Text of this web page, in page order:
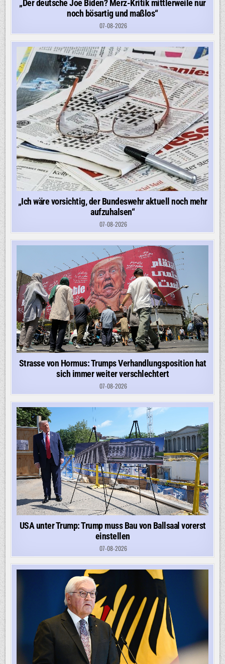
„Der deutsche Joe Biden? Merz-Kritik mittlerweile nur
noch bösartig und maßlos“
07-08-2026
„Ich wäre vorsichtig, der Bundeswehr aktuell noch mehr
aufzuhalsen“
07-08-2026
Strasse von Hormus: Trumps Verhandlungsposition hat
sich immer weiter verschlechtert
07-08-2026
USA unter Trump: Trump muss Bau von Ballsaal vorerst
einstellen
07-08-2026